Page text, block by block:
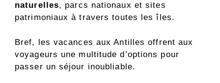
naturelles, parcs nationaux et sites
patrimoniaux à travers toutes les îles.
Bref, les vacances aux Antilles offrent aux
voyageurs une multitude d’options pour
passer un séjour inoubliable.